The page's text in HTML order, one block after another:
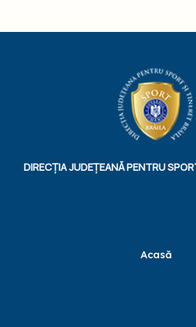
DIRECȚIA JUDEȚEANĂ PENTRU
Acasă